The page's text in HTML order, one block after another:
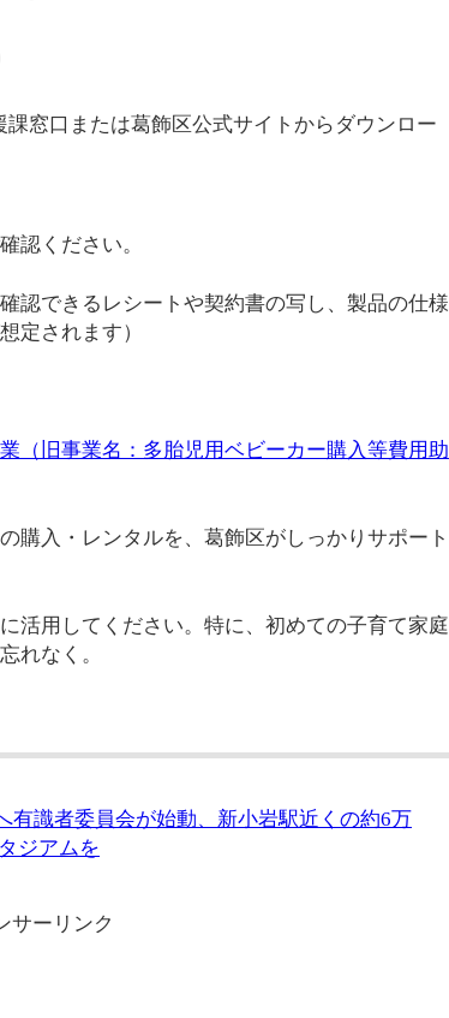
窓口または葛飾区公式サイトからダウンロー
認ください。
認できるレシートや契約書の写し、製品の仕様
定されます）
（旧事業名：多胎児用ベビーカー購入等費用助
購入・レンタルを、葛飾区がしっかりサポート
活用してください。特に、初めての子育て家庭
れなく。
有識者委員会が始動、新小岩駅近くの約6万
ジアムを
サーリンク